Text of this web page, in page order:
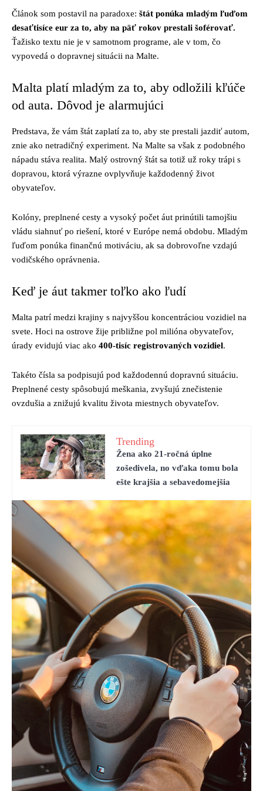
Článok som postavil na paradoxe: štát ponúka mladým ľuďom
desaťtisíce eur za to, aby na päť rokov prestali šoférovať.
Ťažisko textu nie je v samotnom programe, ale v tom, čo
vypovedá o dopravnej situácii na Malte.
Malta platí mladým za to, aby odložili kľúče
od auta. Dôvod je alarmujúci
Predstava, že vám štát zaplatí za to, aby ste prestali jazdiť autom,
znie ako netradičný experiment. Na Malte sa však z podobného
nápadu stáva realita. Malý ostrovný štát sa totiž už roky trápi s
dopravou, ktorá výrazne ovplyvňuje každodenný život
obyvateľov.
Kolóny, preplnené cesty a vysoký počet áut prinútili tamojšiu
vládu siahnuť po riešení, ktoré v Európe nemá obdobu. Mladým
ľuďom ponúka finančnú motiváciu, ak sa dobrovoľne vzdajú
vodičského oprávnenia.
Keď je áut takmer toľko ako ľudí
Malta patrí medzi krajiny s najvyššou koncentráciou vozidiel na
svete. Hoci na ostrove žije približne pol milióna obyvateľov,
úrady evidujú viac ako 400-tisíc registrovaných vozidiel.
Takéto čísla sa podpisujú pod každodennú dopravnú situáciu.
Preplnené cesty spôsobujú meškania, zvyšujú znečistenie
ovzdušia a znižujú kvalitu života miestnych obyvateľov.
Trending
Žena ako 21-ročná úplne
zošedivela, no vďaka tomu bola
ešte krajšia a sebavedomejšia